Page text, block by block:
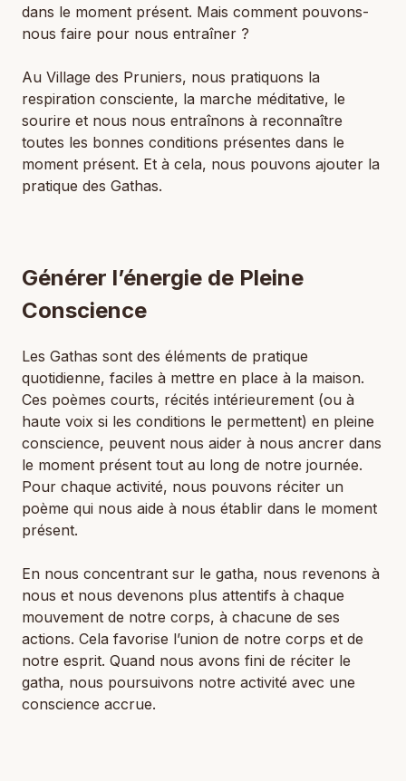
dans le moment présent. Mais comment pouvons-
nous faire pour nous entraîner ?
Au Village des Pruniers, nous pratiquons la
respiration consciente, la marche méditative, le
sourire et nous nous entraînons à reconnaître
toutes les bonnes conditions présentes dans le
moment présent. Et à cela, nous pouvons ajouter la
pratique des Gathas.
Générer l’énergie de Pleine
Conscience
Les Gathas sont des éléments de pratique
quotidienne, faciles à mettre en place à la maison.
Ces poèmes courts, récités intérieurement (ou à
haute voix si les conditions le permettent) en pleine
conscience, peuvent nous aider à nous ancrer dans
le moment présent tout au long de notre journée.
Pour chaque activité, nous pouvons réciter un
poème qui nous aide à nous établir dans le moment
présent.
En nous concentrant sur le gatha, nous revenons à
nous et nous devenons plus attentifs à chaque
mouvement de notre corps, à chacune de ses
actions. Cela favorise l’union de notre corps et de
notre esprit. Quand nous avons fini de réciter le
gatha, nous poursuivons notre activité avec une
conscience accrue.